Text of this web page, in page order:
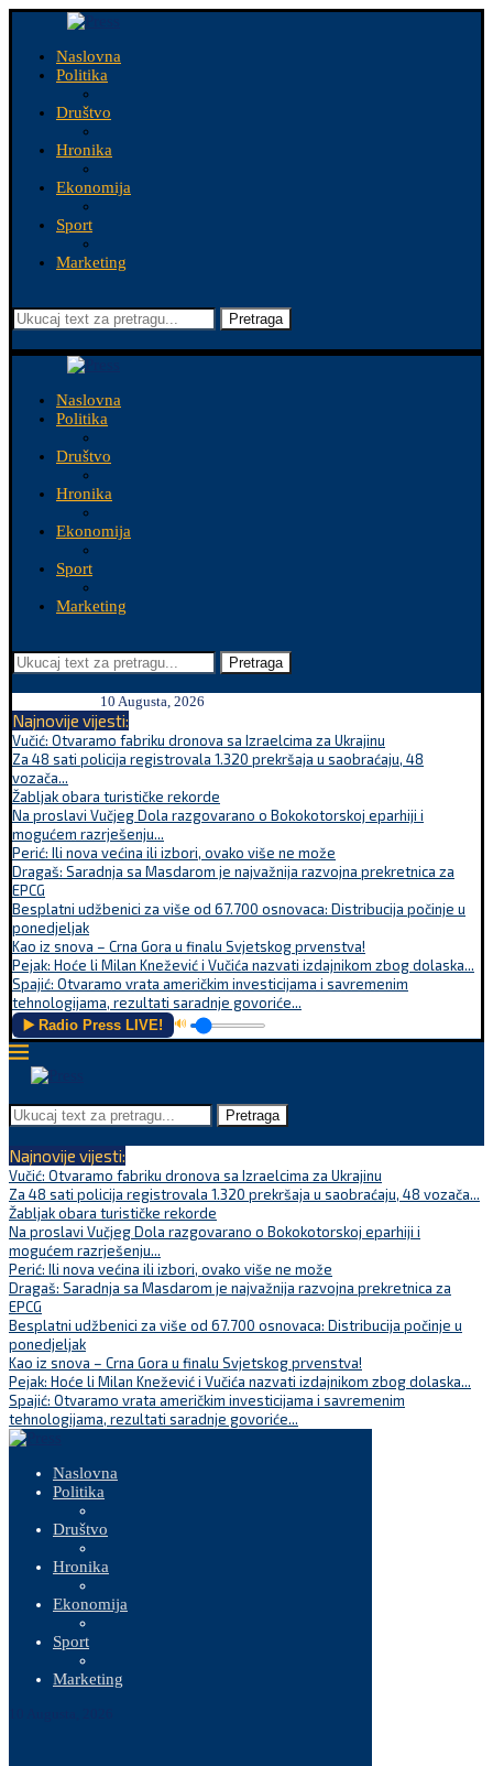
Naslovna
Politika
Društvo
Hronika
Ekonomija
Sport
Marketing
Pretraga
Naslovna
Politika
Društvo
Hronika
Ekonomija
Sport
Marketing
Pretraga
10 Augusta, 2026
Najnovije vijesti:
Vučić: Otvaramo fabriku dronova sa Izraelcima za Ukrajinu
Za 48 sati policija registrovala 1.320 prekršaja u saobraćaju, 48
vozača...
Žabljak obara turističke rekorde
Na proslavi Vučjeg Dola razgovarano o Bokokotorskoj eparhiji i
mogućem razrješenju...
Perić: Ili nova većina ili izbori, ovako više ne može
Dragaš: Saradnja sa Masdarom je najvažnija razvojna prekretnica za
EPCG
Besplatni udžbenici za više od 67.700 osnovaca: Distribucija počinje u
ponedjeljak
Kao iz snova – Crna Gora u finalu Svjetskog prvenstva!
Pejak: Hoće li Milan Knežević i Vučića nazvati izdajnikom zbog dolaska...
Spajić: Otvaramo vrata američkim investicijama i savremenim
tehnologijama, rezultati saradnje govoriće...
▶️ Radio Press LIVE! 🔊
Pretraga
Najnovije vijesti:
Vučić: Otvaramo fabriku dronova sa Izraelcima za Ukrajinu
Za 48 sati policija registrovala 1.320 prekršaja u saobraćaju, 48 vozača...
Žabljak obara turističke rekorde
Na proslavi Vučjeg Dola razgovarano o Bokokotorskoj eparhiji i
mogućem razrješenju...
Perić: Ili nova većina ili izbori, ovako više ne može
Dragaš: Saradnja sa Masdarom je najvažnija razvojna prekretnica za
EPCG
Besplatni udžbenici za više od 67.700 osnovaca: Distribucija počinje u
ponedjeljak
Kao iz snova – Crna Gora u finalu Svjetskog prvenstva!
Pejak: Hoće li Milan Knežević i Vučića nazvati izdajnikom zbog dolaska...
Spajić: Otvaramo vrata američkim investicijama i savremenim
tehnologijama, rezultati saradnje govoriće...
Naslovna
Politika
Društvo
Hronika
Ekonomija
Sport
Marketing